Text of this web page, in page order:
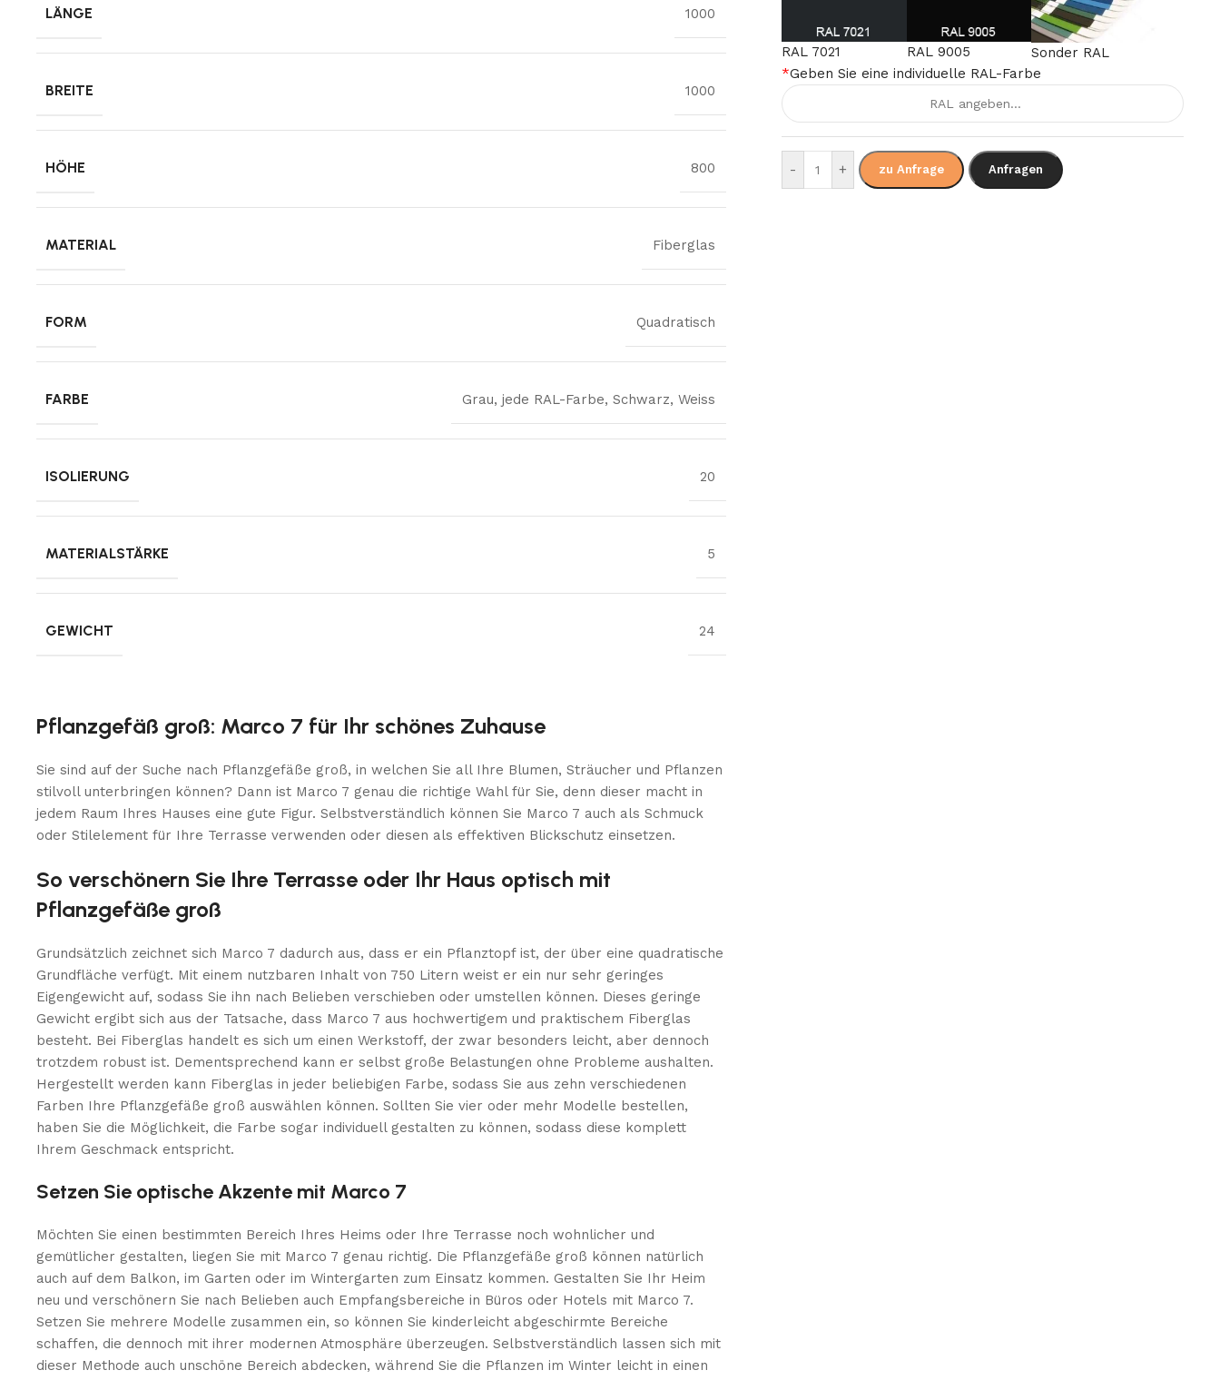
LÄNGE 1000
BREITE 1000
HÖHE 800
MATERIAL Fiberglas
FORM Quadratisch
FARBE Grau, jede RAL-Farbe, Schwarz, Weiss
ISOLIERUNG 20
MATERIALSTÄRKE 5
GEWICHT 24
Pflanzgefäß groß: Marco 7 für Ihr schönes Zuhause
Sie sind auf der Suche nach Pflanzgefäße groß, in welchen Sie all Ihre Blumen, Sträucher und Pflanzen
stilvoll unterbringen können? Dann ist Marco 7 genau die richtige Wahl für Sie, denn dieser macht in
jedem Raum Ihres Hauses eine gute Figur. Selbstverständlich können Sie Marco 7 auch als Schmuck
oder Stilelement für Ihre Terrasse verwenden oder diesen als effektiven Blickschutz einsetzen.
So verschönern Sie Ihre Terrasse oder Ihr Haus optisch mit
Pflanzgefäße groß
Grundsätzlich zeichnet sich Marco 7 dadurch aus, dass er ein Pflanztopf ist, der über eine quadratische
Grundfläche verfügt. Mit einem nutzbaren Inhalt von 750 Litern weist er ein nur sehr geringes
Eigengewicht auf, sodass Sie ihn nach Belieben verschieben oder umstellen können. Dieses geringe
Gewicht ergibt sich aus der Tatsache, dass Marco 7 aus hochwertigem und praktischem Fiberglas
besteht. Bei Fiberglas handelt es sich um einen Werkstoff, der zwar besonders leicht, aber dennoch
trotzdem robust ist. Dementsprechend kann er selbst große Belastungen ohne Probleme aushalten.
Hergestellt werden kann Fiberglas in jeder beliebigen Farbe, sodass Sie aus zehn verschiedenen
Farben Ihre Pflanzgefäße groß auswählen können. Sollten Sie vier oder mehr Modelle bestellen,
haben Sie die Möglichkeit, die Farbe sogar individuell gestalten zu können, sodass diese komplett
Ihrem Geschmack entspricht.
Setzen Sie optische Akzente mit Marco 7
Möchten Sie einen bestimmten Bereich Ihres Heims oder Ihre Terrasse noch wohnlicher und
gemütlicher gestalten, liegen Sie mit Marco 7 genau richtig. Die Pflanzgefäße groß können natürlich
auch auf dem Balkon, im Garten oder im Wintergarten zum Einsatz kommen. Gestalten Sie Ihr Heim
neu und verschönern Sie nach Belieben auch Empfangsbereiche in Büros oder Hotels mit Marco 7.
Setzen Sie mehrere Modelle zusammen ein, so können Sie kinderleicht abgeschirmte Bereiche
schaffen, die dennoch mit ihrer modernen Atmosphäre überzeugen. Selbstverständlich lassen sich mit
dieser Methode auch unschöne Bereich abdecken, während Sie die Pflanzen im Winter leicht in einen
RAL 7021 RAL 9005
Sonder RAL
*Geben Sie eine individuelle RAL-Farbe
- + zu Anfrage Anfragen